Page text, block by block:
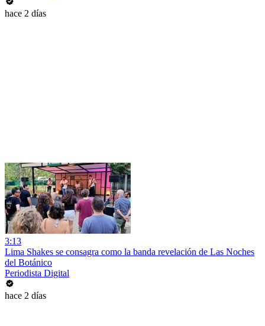
hace 2 días
3:13
Lima Shakes se consagra como la banda revelación de Las Noches
del Botánico
Periodista Digital
hace 2 días